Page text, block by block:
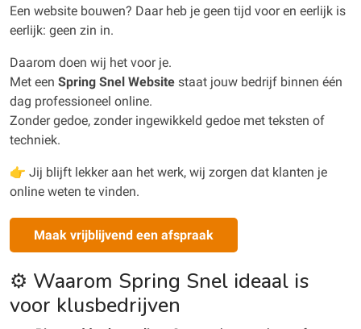
Een website bouwen? Daar heb je geen tijd voor en eerlijk is
eerlijk: geen zin in.
Daarom doen wij het voor je.
Met een Spring Snel Website staat jouw bedrijf binnen één
dag professioneel online.
Zonder gedoe, zonder ingewikkeld gedoe met teksten of
techniek.
👉 Jij blijft lekker aan het werk, wij zorgen dat klanten je
online weten te vinden.
Maak vrijblijvend een afspraak
⚙️ Waarom Spring Snel ideaal is
voor klusbedrijven